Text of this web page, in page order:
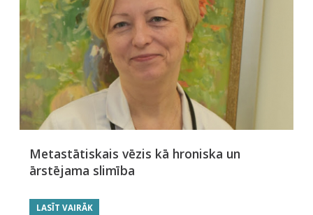
Metastātiskais vēzis kā hroniska un
ārstējama slimība
LASĪT VAIRĀK